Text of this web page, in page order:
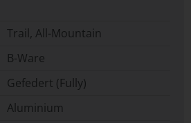
Trail, All-Mountain
B-Ware
Gefedert (Fully)
Aluminium